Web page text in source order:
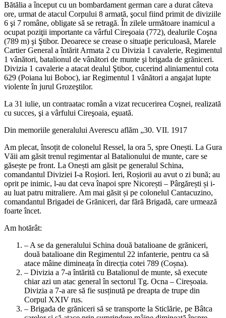
Bătălia a început cu un bombardament german care a durat câteva
ore, urmat de atacul Corpului 8 armată, şocul fiind primit de diviziile
6 şi 7 române, obligate să se retragă. În zilele următoare inamicul a
ocupat poziţii importante ca vârful Cireşoaia (772), dealurile Coşna
(789 m) şi Ştibor. Deoarece se crease o situaţie periculoasă, Marele
Cartier General a întărit Armata 2 cu Divizia 1 cavalerie, Regimentul
1 vânători, batalionul de vânători de munte şi brigada de grăniceri.
Divizia 1 cavalerie a atacat dealul Ştibor, cucerind aliniamentul cota
629 (Poiana lui Boboc), iar Regimentul 1 vânători a angajat lupte
violente în jurul Grozeştilor.
La 31 iulie, un contraatac român a vizat recucerirea Coşnei, realizată
cu succes, şi a vârfului Cireşoaia, eşuată.
Din memoriile generalului Averescu aflăm „30. VII. 1917
Am plecat, însoțit de colonelul Ressel, la ora 5, spre Onești. La Gura
Văii am găsit trenul regimentar al Batalionului de munte, care se
găsește pe front. La Onești am găsit pe generalul Schina,
comandantul Diviziei I-a Roșiori. Ieri, Roșiorii au avut o zi bună; au
oprit pe inimic, l-au dat ceva înapoi spre Nicorești – Pârgărești și i-
au luat patru mitraliere. Am mai găsit și pe colonelul Cantacuzino,
comandantul Brigadei de Grăniceri, dar fără Brigadă, care urmează
foarte încet.
Am hotărât:
– A se da generalului Schina două batalioane de grăniceri,
două batalioane din Regimentul 22 infanterie, pentru ca să
atace mâine dimineața în direcția cotei 789 (Coșna).
– Divizia a 7-a întărită cu Batalionul de munte, să execute
chiar azi un atac general în sectorul Tg. Ocna – Cireșoaia.
Divizia a 7-a are să fie susținută pe dreapta de trupe din
Corpul XXIV rus.
– Brigada de grăniceri să se transporte la Sticlărie, pe Bâtca